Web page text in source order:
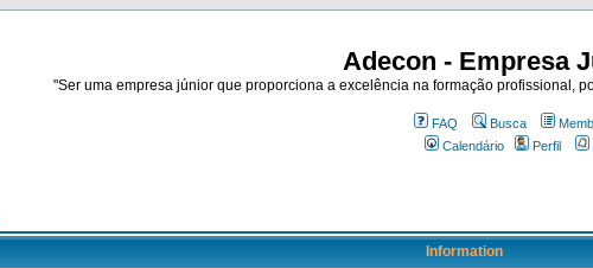
Adecon - Empresa
"Ser uma empresa júnior que proporciona a excelência na formação profissional,
FAQ Busca
Calendário
Perfil
Information